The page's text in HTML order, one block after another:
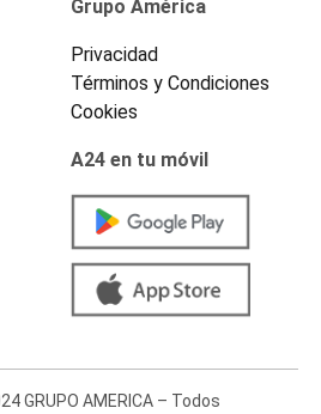
Grupo América
Privacidad
Términos y Condiciones
Cookies
A24 en tu móvil
GRUPO AMERICA – Todos